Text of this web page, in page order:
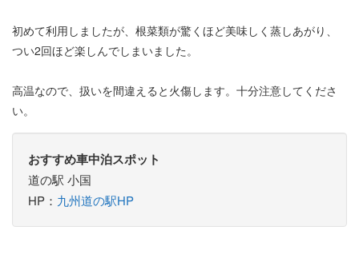
初めて利用しましたが、根菜類が驚くほど美味しく蒸しあがり、
つい2回ほど楽しんでしまいました。
高温なので、扱いを間違えると火傷します。十分注意してくださ
い。
おすすめ車中泊スポット
道の駅 小国
HP： 九州道の駅HP